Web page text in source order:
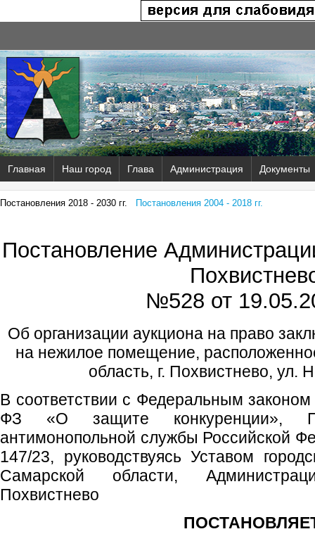
Главная Наш город Глава Администрация Документы
Постановления 2018 - 2030 гг. Постановления 2004 - 2018 гг.
Постановление
№528 от
Об организации аукциона на право
на нежилое помещение,
область, г. Похвистнево, ул.
В соответствии с Федеральным
ФЗ «О защите конкуренции»,
антимонопольной службы Российской
147/23, руководствуясь Уставом
Самарской области,
Похвистнево